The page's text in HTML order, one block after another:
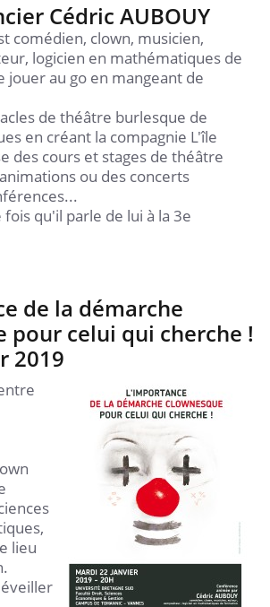
Cédric AUBOUY
comédien, clown, musicien,
logicien en mathématiques de
jouer au go en mangeant de
de théâtre burlesque de
en créant la compagnie L'île
des cours et stages de théâtre
ou des concerts
qu'il parle de lui à la 3e
de la démarche
pour celui qui cherche !
2019
lieu